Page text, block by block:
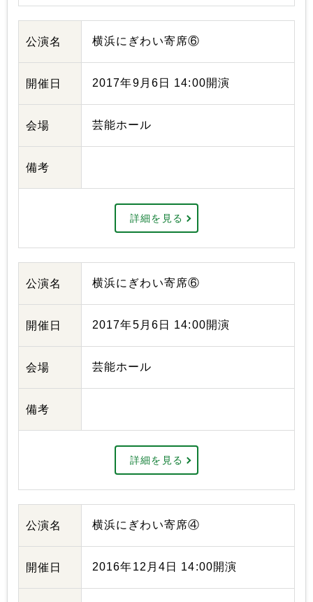
公演名 横浜にぎわい寄席⑥
開催日 2017年9月6日 14:00開演
会場 芸能ホール
備考
詳細を見る
公演名 横浜にぎわい寄席⑥
開催日 2017年5月6日 14:00開演
会場 芸能ホール
備考
詳細を見る
公演名 横浜にぎわい寄席④
開催日 2016年12月4日 14:00開演